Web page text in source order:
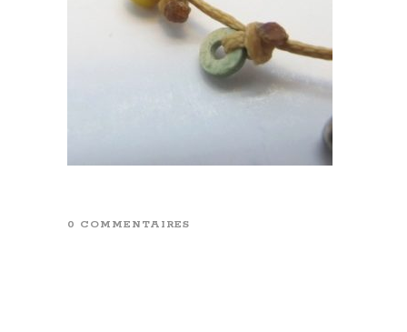
0 COMMENTAIRES